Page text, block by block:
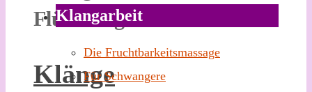
Flüchtlinge
Klänge
Klangarbeit
Die Fruchtbarkeitsmassage
Für Schwangere